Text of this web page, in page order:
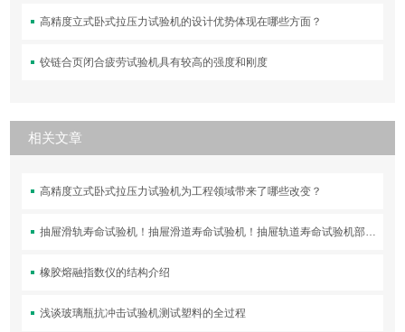
高精度立式卧式拉压力试验机的设计优势体现在哪些方面？
铰链合页闭合疲劳试验机具有较高的强度和刚度
相关文章
高精度立式卧式拉压力试验机为工程领域带来了哪些改变？
抽屉滑轨寿命试验机！抽屉滑道寿命试验机！抽屉轨道寿命试验机部分客户订购！
橡胶熔融指数仪的结构介绍
浅谈玻璃瓶抗冲击试验机测试塑料的全过程